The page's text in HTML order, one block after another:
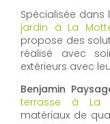
Spécialisée dans
jardin à La
propose des
réalisé avec
extérieurs avec
Benjamin
terrasse à La
matériaux de